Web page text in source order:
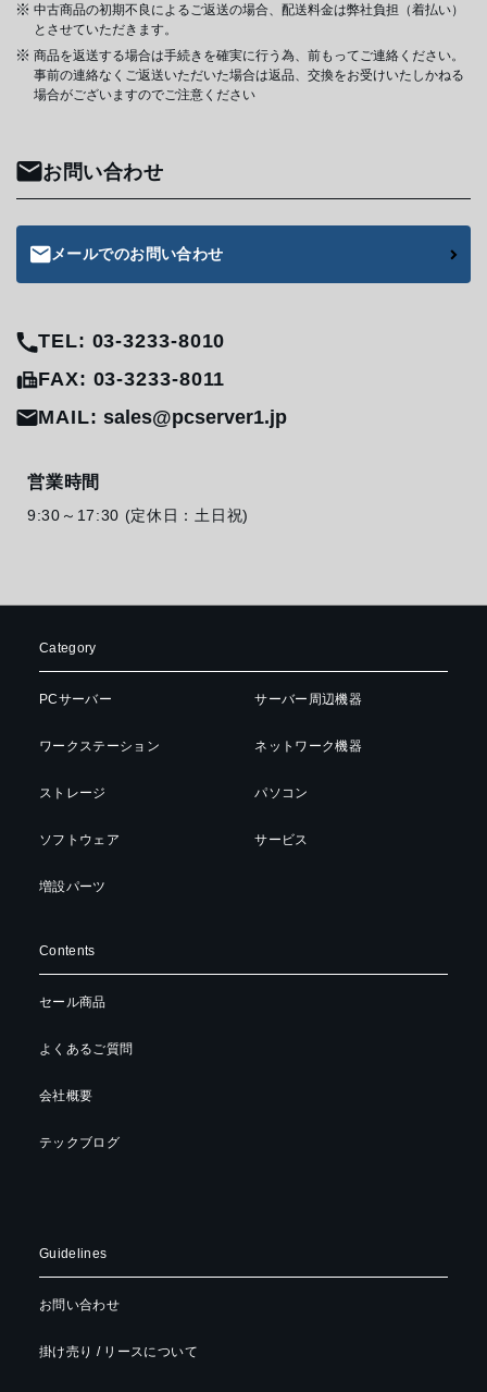
中古商品の初期不良によるご返送の場合、配送料金は弊社負担（着払い）
とさせていただきます。
商品を返送する場合は手続きを確実に行う為、前もってご連絡ください。
事前の連絡なくご返送いただいた場合は返品、交換をお受けいたしかねる
場合がございますのでご注意ください
お問い合わせ
メールでのお問い合わせ
TEL: 03-3233-8010
FAX: 03-3233-8011
MAIL:sales@pcserver1.jp
営業時間
9:30～17:30 (定休日：土日祝)
Category
PCサーバー
ワークステーション
ストレージ
ソフトウェア
増設パーツ
サーバー周辺機器
ネットワーク機器
パソコン
サービス
Contents
セール商品
よくあるご質問
会社概要
テックブログ
Guidelines
お問い合わせ
掛け売り / リースについて